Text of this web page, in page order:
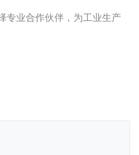
专业合作伙伴，为工业生产